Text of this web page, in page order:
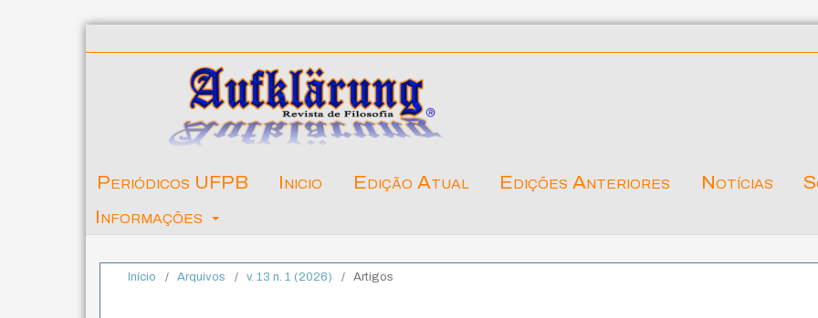
Periódicos UFPB Inicio Edição Atual Edições Anteriores Notícias
Informações
Início / Arquivos / v. 13 n. 1 (2026) / Artigos